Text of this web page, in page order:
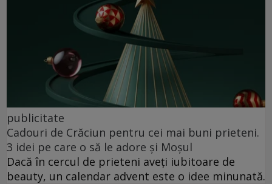
publicitate
Cadouri de Crăciun pentru cei mai buni prieteni.
3 idei pe care o să le adore și Moșul
Dacă în cercul de prieteni aveți iubitoare de
beauty, un calendar advent este o idee minunată.